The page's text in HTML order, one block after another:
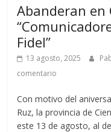
Abanderan en
Fidel”
13 agosto, 2025
comentario
Con motivo del
Ruz, la provincia de
este 13 de agosto, al